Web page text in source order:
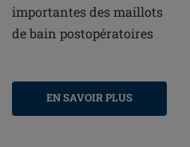
importantes des maillots
de bain postopératoires
EN SAVOIR PLUS